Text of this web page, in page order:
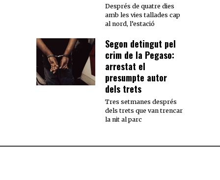
Després de quatre dies
amb les vies tallades cap
al nord, l’estació
Segon detingut pel
crim de la Pegaso:
arrestat el
presumpte autor
dels trets
Tres setmanes després
dels trets que van trencar
la nit al parc